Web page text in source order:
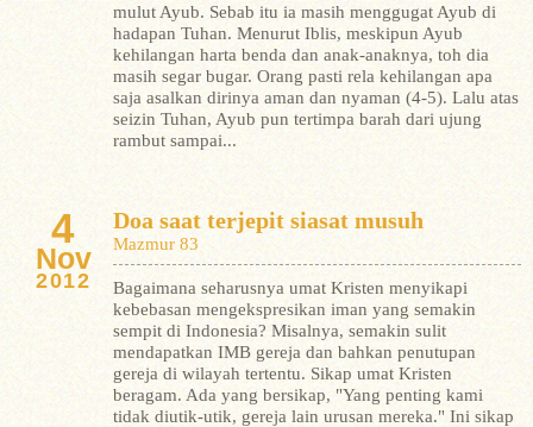
mulut Ayub. Sebab itu ia masih menggugat Ayub di
hadapan Tuhan. Menurut Iblis, meskipun Ayub
kehilangan harta benda dan anak-anaknya, toh dia
masih segar bugar. Orang pasti rela kehilangan apa
saja asalkan dirinya aman dan nyaman (4-5). Lalu atas
seizin Tuhan, Ayub pun tertimpa barah dari ujung
rambut sampai...
4
Nov
2012
Doa saat terjepit siasat musuh
Mazmur 83
Bagaimana seharusnya umat Kristen menyikapi
kebebasan mengekspresikan iman yang semakin
sempit di Indonesia? Misalnya, semakin sulit
mendapatkan IMB gereja dan bahkan penutupan
gereja di wilayah tertentu. Sikap umat Kristen
beragam. Ada yang bersikap, "Yang penting kami
tidak diutik-utik, gereja lain urusan mereka." Ini sikap